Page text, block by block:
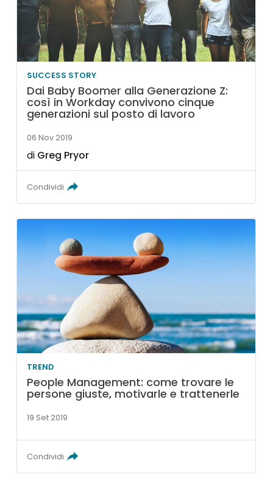
SUCCESS STORY
Dai Baby Boomer alla Generazione Z:
così in Workday convivono cinque
generazioni sul posto di lavoro
06 Nov 2019
di Greg Pryor
Condividi
TREND
People Management: come trovare le
persone giuste, motivarle e trattenerle
19 Set 2019
Condividi